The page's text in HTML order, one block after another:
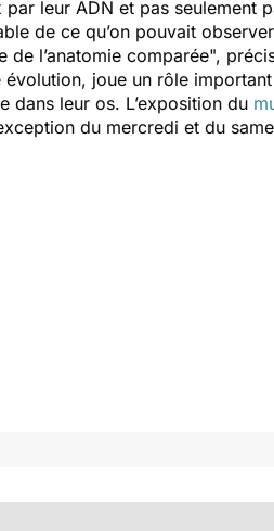
leur ADN et pas seulement
de ce qu’on pouvait
l’anatomie comparée",
évolution, joue un rôle
dans leur os. L’exposition du
du mercredi et du